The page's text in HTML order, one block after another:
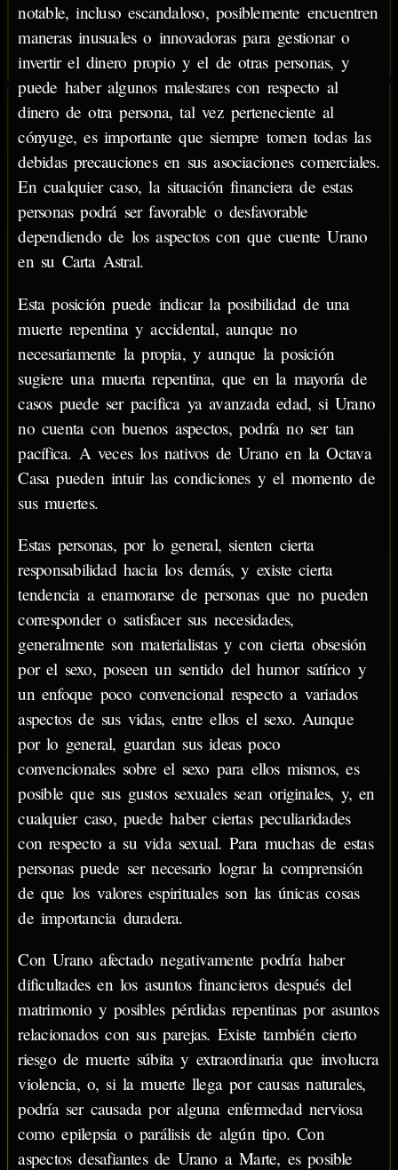
notable, incluso escandaloso, posiblemente encuentren
maneras inusuales o innovadoras para gestionar o
invertir el dinero propio y el de otras personas, y
puede haber algunos malestares con respecto al
dinero de otra persona, tal vez perteneciente al
cónyuge, es importante que siempre tomen todas las
debidas precauciones en sus asociaciones comerciales.
En cualquier caso, la situación financiera de estas
personas podrá ser favorable o desfavorable
dependiendo de los aspectos con que cuente Urano
en su Carta Astral.
Esta posición puede indicar la posibilidad de una
muerte repentina y accidental, aunque no
necesariamente la propia, y aunque la posición
sugiere una muerta repentina, que en la mayoría de
casos puede ser pacifica ya avanzada edad, si Urano
no cuenta con buenos aspectos, podría no ser tan
pacífica. A veces los nativos de Urano en la Octava
Casa pueden intuir las condiciones y el momento de
sus muertes.
Estas personas, por lo general, sienten cierta
responsabilidad hacia los demás, y existe cierta
tendencia a enamorarse de personas que no pueden
corresponder o satisfacer sus necesidades,
generalmente son materialistas y con cierta obsesión
por el sexo, poseen un sentido del humor satírico y
un enfoque poco convencional respecto a variados
aspectos de sus vidas, entre ellos el sexo. Aunque
por lo general, guardan sus ideas poco
convencionales sobre el sexo para ellos mismos, es
posible que sus gustos sexuales sean originales, y, en
cualquier caso, puede haber ciertas peculiaridades
con respecto a su vida sexual. Para muchas de estas
personas puede ser necesario lograr la comprensión
de que los valores espirituales son las únicas cosas
de importancia duradera.
Con Urano afectado negativamente podría haber
dificultades en los asuntos financieros después del
matrimonio y posibles pérdidas repentinas por asuntos
relacionados con sus parejas. Existe también cierto
riesgo de muerte súbita y extraordinaria que involucra
violencia, o, si la muerte llega por causas naturales,
podría ser causada por alguna enfermedad nerviosa
como epilepsia o parálisis de algún tipo. Con
aspectos desafiantes de Urano a Marte, es posible